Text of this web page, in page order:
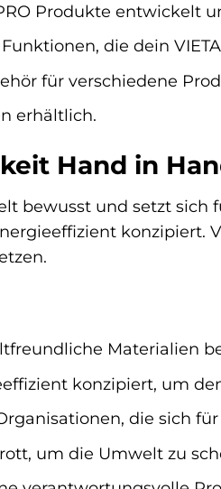
Produkte entwickelt
die dein
für verschiedene
erhältlich.
Hand in
bewusst und setzt
konzipiert.
Materialien
konzipiert, um
die sich
um die Umwelt zu